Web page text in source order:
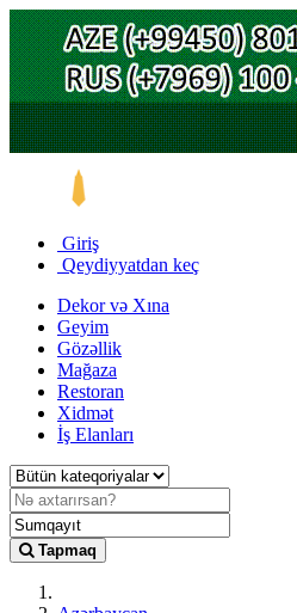
Giriş
Qeydiyyatdan keç
Dekor və Xına
Geyim
Gözəllik
Mağaza
Restoran
Xidmət
İş Elanları
Tapmaq